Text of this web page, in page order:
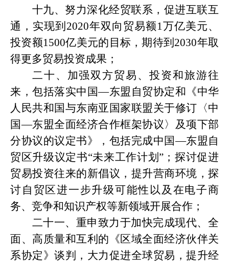
十九、努力深化经贸联系，促进互联互
通，实现到 2020年双向贸易额1万亿美元、
投资额1500亿美元的目标，期待到2030年取
得更多贸易投资成果；
二十、加强双方贸易、投资和旅游往
来，包括落实中国—东盟自贸协定和《中华
人民共和国与东南亚国家联盟关于修订〈中
国—东盟全面经济合作框架协议〉及项下部
分协议的议定书》，包括完成中国—东盟自
贸区升级议定书“未来工作计划”；探讨促进
贸易投资往来的新倡议，提升营商环境，探
讨自贸区进一步升级可能性以及在电子商
务、竞争和知识产权等新领域开展合作；
二十一、重申致力于加快完成现代、全
面、高质量和互利的《区域全面经济伙伴关
系协定》谈判，大力促进全球贸易，提升经